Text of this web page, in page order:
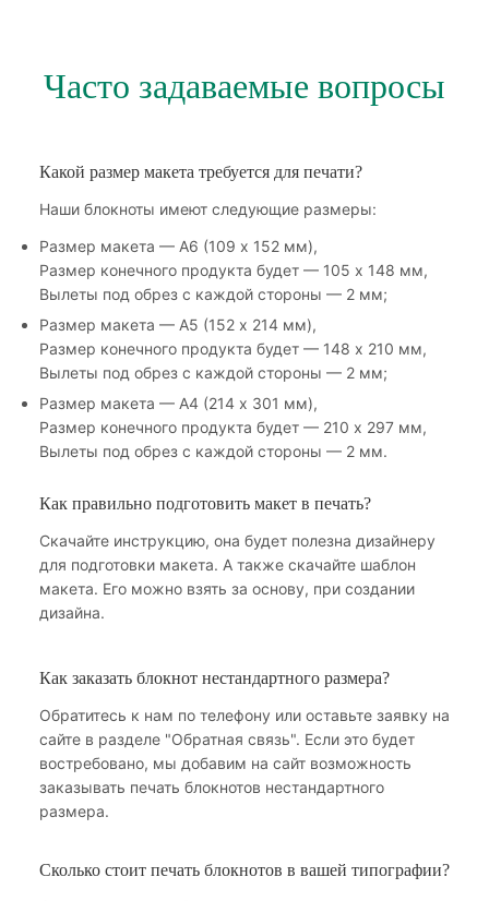
Часто задаваемые вопросы
Какой размер макета требуется для печати?
Наши блокноты имеют следующие размеры:
Размер макета — А6 (109 х 152 мм),
Размер конечного продукта будет — 105 х 148 мм,
Вылеты под обрез с каждой стороны — 2 мм;
Размер макета — А5 (152 х 214 мм),
Размер конечного продукта будет — 148 х 210 мм,
Вылеты под обрез с каждой стороны — 2 мм;
Размер макета — А4 (214 х 301 мм),
Размер конечного продукта будет — 210 х 297 мм,
Вылеты под обрез с каждой стороны — 2 мм.
Как правильно подготовить макет в печать?
Скачайте инструкцию, она будет полезна дизайнеру
для подготовки макета. А также скачайте шаблон
макета. Его можно взять за основу, при создании
дизайна.
Как заказать блокнот нестандартного размера?
Обратитесь к нам по телефону или оставьте заявку на
сайте в разделе "Обратная связь". Если это будет
востребовано, мы добавим на сайт возможность
заказывать печать блокнотов нестандартного
размера.
Сколько стоит печать блокнотов в вашей типографии?